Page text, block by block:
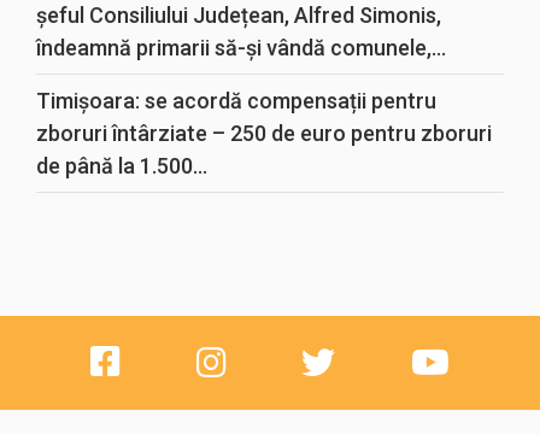
șeful Consiliului Județean, Alfred Simonis,
îndeamnă primarii să-și vândă comunele,...
Timișoara: se acordă compensații pentru
zboruri întârziate – 250 de euro pentru zboruri
de până la 1.500...